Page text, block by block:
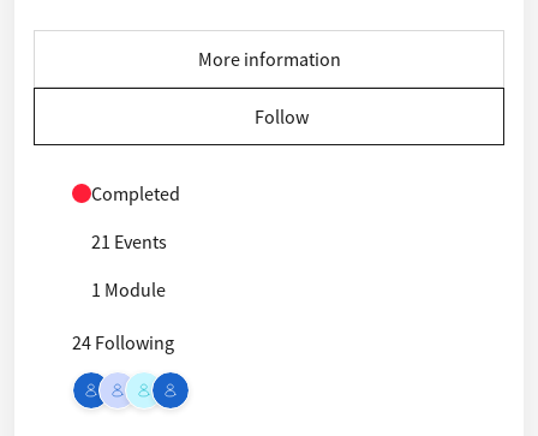
More information
Follow
Completed
21 Events
1 Module
24 Following